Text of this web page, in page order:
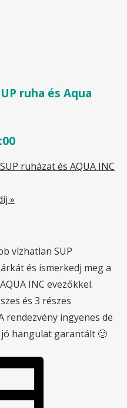
ruha és Aqua
ruházat és AQUA INC
»
vízhatlan SUP
és ismerkedj meg a
INC evezőkkel.
és 3 részes
rendezvény ingyenes de
hangulat garantált 🙂